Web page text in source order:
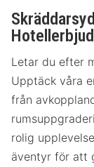
Letar du efter
Upptäck våra
från
rolig
äventyr för att